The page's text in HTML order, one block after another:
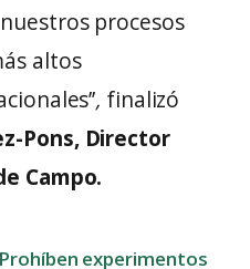
procesos
altos
, finalizó
Pons, Director
Campo.
Prohíben experimentos